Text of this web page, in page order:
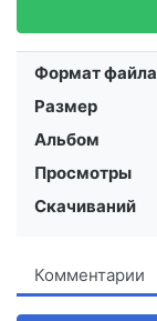
Формат файла
Размер
Альбом
Просмотры
Скачиваний
Комментарии